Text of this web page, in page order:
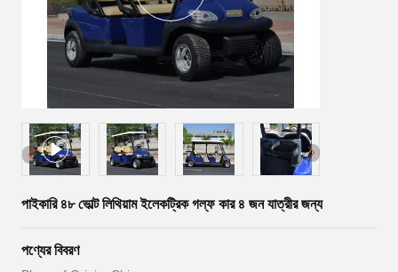
পাইকারি ৪৮ ভোল্ট লিথিয়াম ইলেকট্রিক গল্ফ কার ৪ জন যাত্রীর জন্য
পণ্যের বিবরণ